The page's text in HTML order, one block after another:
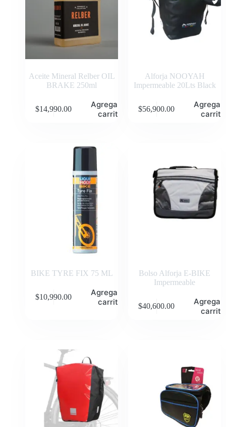
Aceite Mineral Relber OIL
BRAKE 250ml
$14,990.00
Agregar al
carrito
Alforja NOOYAH
Impermeable 20Lts Black
$56,900.00
Agregar
carrito
BIKE TYRE FIX 75 ML
$10,990.00
Agregar al
carrito
Bolso Alforja E-BIKE
Impermeable
$40,600.00
Agregar
carrito